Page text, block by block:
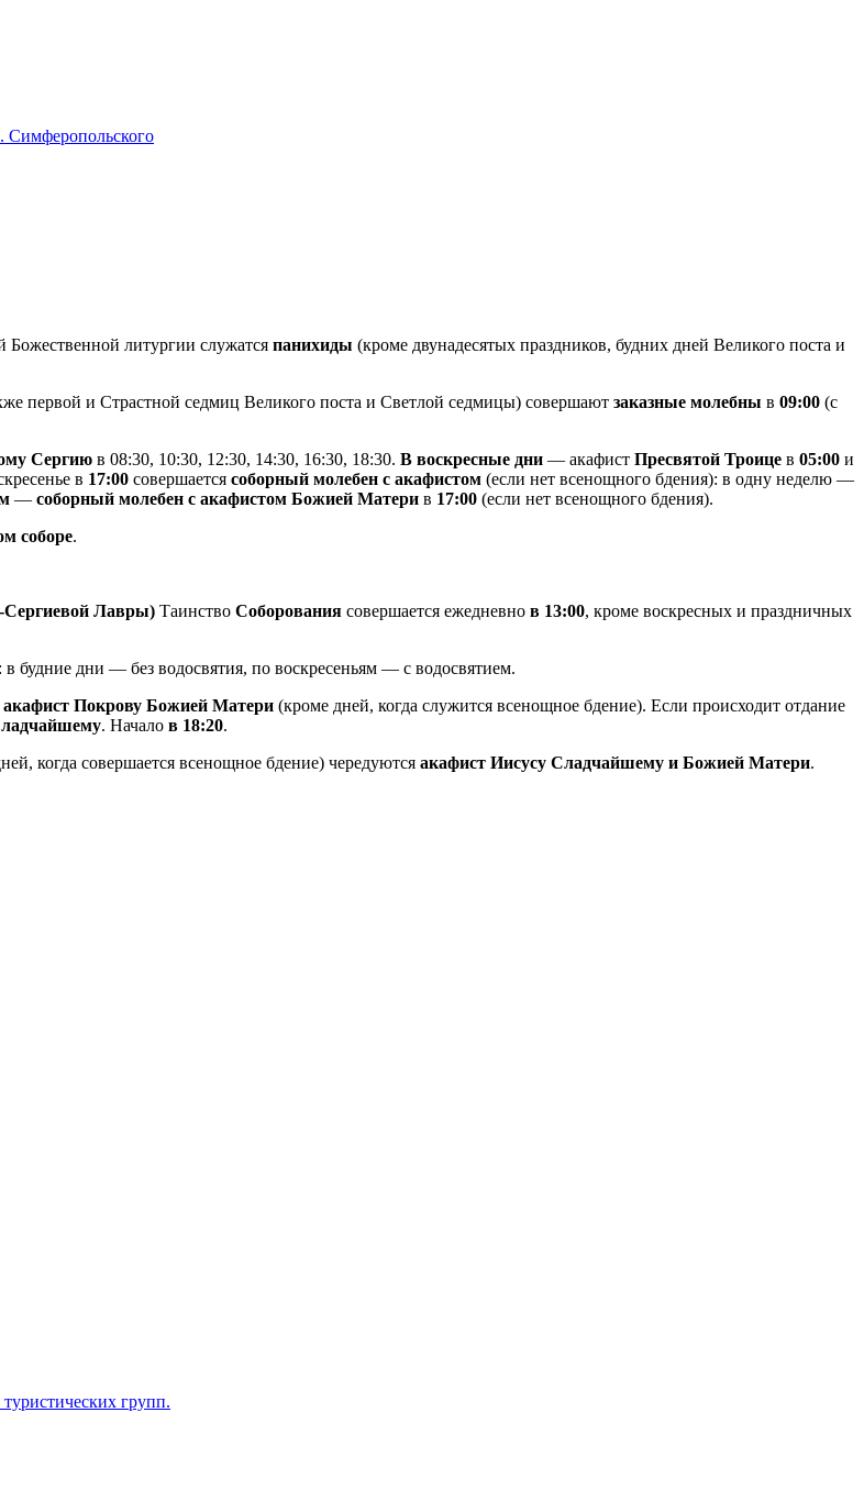
литургии служатся панихиды (кроме двунадесятых праздников, будних дней Великого поста и
первой и Страстной седмиц Великого поста и Светлой седмицы) совершают заказные молебны в 09:00 (с
Сергию в 08:30, 10:30, 12:30, 14:30, 16:30, 18:30. В воскресные дни — акафист Пресвятой Троице в 05:00 и
в 17:00 совершается соборный молебен с акафистом (если нет всенощного бдения): в одну неделю —
— соборный молебен с акафистом Божией Матери в 17:00 (если нет всенощного бдения).
соборе.
Сергиевой Лавры) Таинство Соборования совершается ежедневно в 13:00, кроме воскресных и праздничных
: в будние дни — без водосвятия, по воскресеньям — с водосвятием.
акафист Покрову Божией Матери (кроме дней, когда служится всенощное бдение). Если происходит отдание
. Начало в 18:20.
когда совершается всенощное бдение) чередуются акафист Иисусу Сладчайшему и Божией Матери.
групп.